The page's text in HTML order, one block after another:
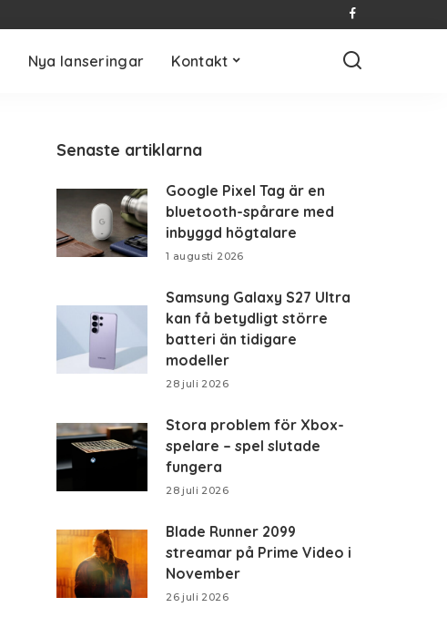
Nya lanseringar Kontakt
Senaste artiklarna
Google Pixel Tag är en
bluetooth-spårare med
inbyggd högtalare
1 augusti 2026
Samsung Galaxy S27 Ultra
kan få betydligt större
batteri än tidigare
modeller
28 juli 2026
Stora problem för Xbox-
spelare – spel slutade
fungera
28 juli 2026
Blade Runner 2099
streamar på Prime Video i
November
26 juli 2026